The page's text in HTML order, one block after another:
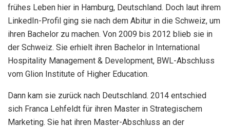
frühes Leben hier in Hamburg, Deutschland. Doch laut ihrem
LinkedIn-Profil ging sie nach dem Abitur in die Schweiz, um
ihren Bachelor zu machen. Von 2009 bis 2012 blieb sie in
der Schweiz. Sie erhielt ihren Bachelor in International
Hospitality Management & Development, BWL-Abschluss
vom Glion Institute of Higher Education.
Dann kam sie zurück nach Deutschland. 2014 entschied
sich Franca Lehfeldt für ihren Master in Strategischem
Marketing. Sie hat ihren Master-Abschluss an der